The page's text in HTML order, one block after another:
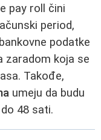
pay roll čini
period,
podatke
zaradom koja se
Takođe,
umeju da budu
48 sati.